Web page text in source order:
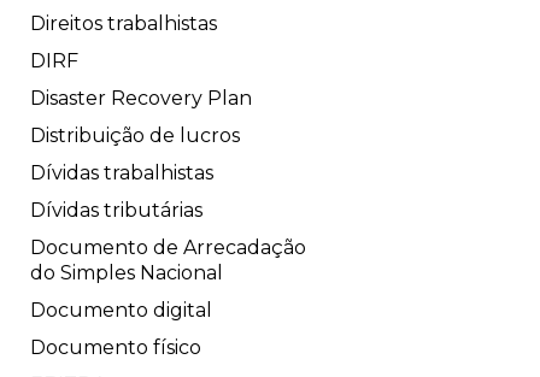
Direitos trabalhistas
DIRF
Disaster Recovery Plan
Distribuição de lucros
Dívidas trabalhistas
Dívidas tributárias
Documento de Arrecadação
do Simples Nacional
Documento digital
Documento físico